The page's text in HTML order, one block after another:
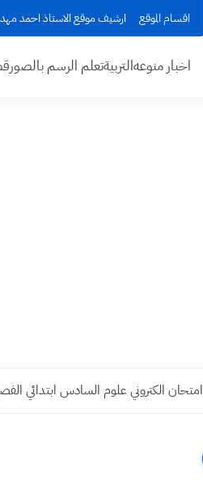
اقسام الموقع ارشيف موقع الاستاذ احمد
اخبار منوعهالتربيةتعلم الرسم بالصور
امتحان الكتروني علوم السادس ابتدائي الفصل 7 و